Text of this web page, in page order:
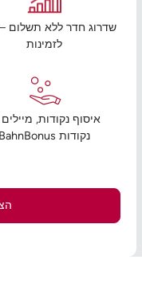
שדרוג חדר ללא תשלום
לזמינות
איסוף נקודות,
נקודות BahnBonus